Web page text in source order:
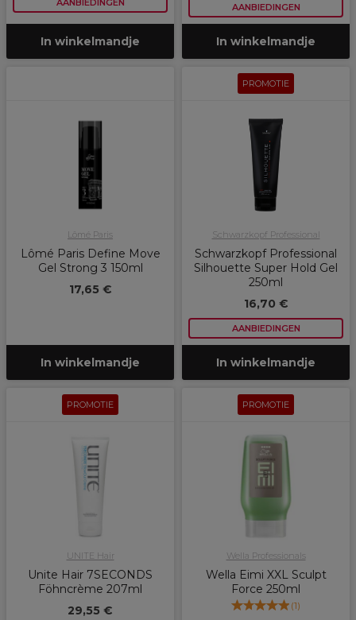
AANBIEDINGEN
In winkelmandje
AANBIEDINGEN
In winkelmandje
Lômé Paris
Lômé Paris Define Move
Gel Strong 3 150ml
17,65 €
In winkelmandje
PROMOTIE
Schwarzkopf Professional
Schwarzkopf Professional
Silhouette Super Hold Gel
250ml
16,70 €
AANBIEDINGEN
In winkelmandje
PROMOTIE
UNITE Hair
Unite Hair 7SECONDS
Föhncrème 207ml
29,55 €
PROMOTIE
Wella Professionals
Wella Eimi XXL Sculpt
Force 250ml
(1)